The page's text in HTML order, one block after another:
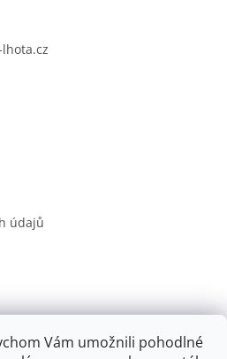
Vám umožnili pohodlné
údajů